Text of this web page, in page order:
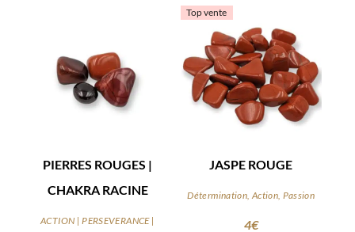
PIERRES ROUGES |
CHAKRA RACINE
ACTION | PERSEVERANCE |
Top vente
JASPE ROUGE
Détermination, Action, Passion
4€